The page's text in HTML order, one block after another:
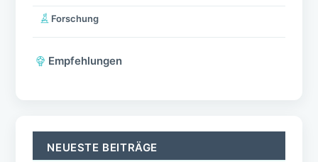
Forschung
Empfehlungen
NEUESTE BEITRÄGE